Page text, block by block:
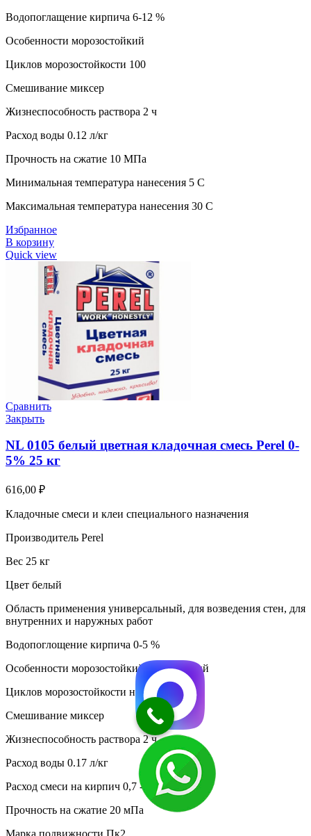
Водопоглащение кирпича 6-12 %
Особенности морозостойкий
Циклов морозостойкости 100
Смешивание миксер
Жизнеспособность раствора 2 ч
Расход воды 0.12 л/кг
Прочность на сжатие 10 МПа
Минимальная температура нанесения 5 C
Максимальная температура нанесения 30 C
Избранное
В корзину
Quick view
Сравнить
Закрыть
NL 0105 белый цветная кладочная смесь Perel 0-
5% 25 кг
616,00 ₽
Кладочные смеси и клеи специального назначения
Производитель Perel
Вес 25 кг
Цвет белый
Область применения универсальный, для возведения стен, для
внутренних и наружных работ
Водопоглощение кирпича 0-5 %
Особенности морозостойкий водостойкий
Циклов морозостойкости не менее 50
Смешивание миксер
Жизнеспособность раствора 2 ч
Расход воды 0.17 л/кг
Расход смеси на кирпич 0,7 - 1,7 кг
Прочность на сжатие 20 мПа
Марка подвижности Пк2